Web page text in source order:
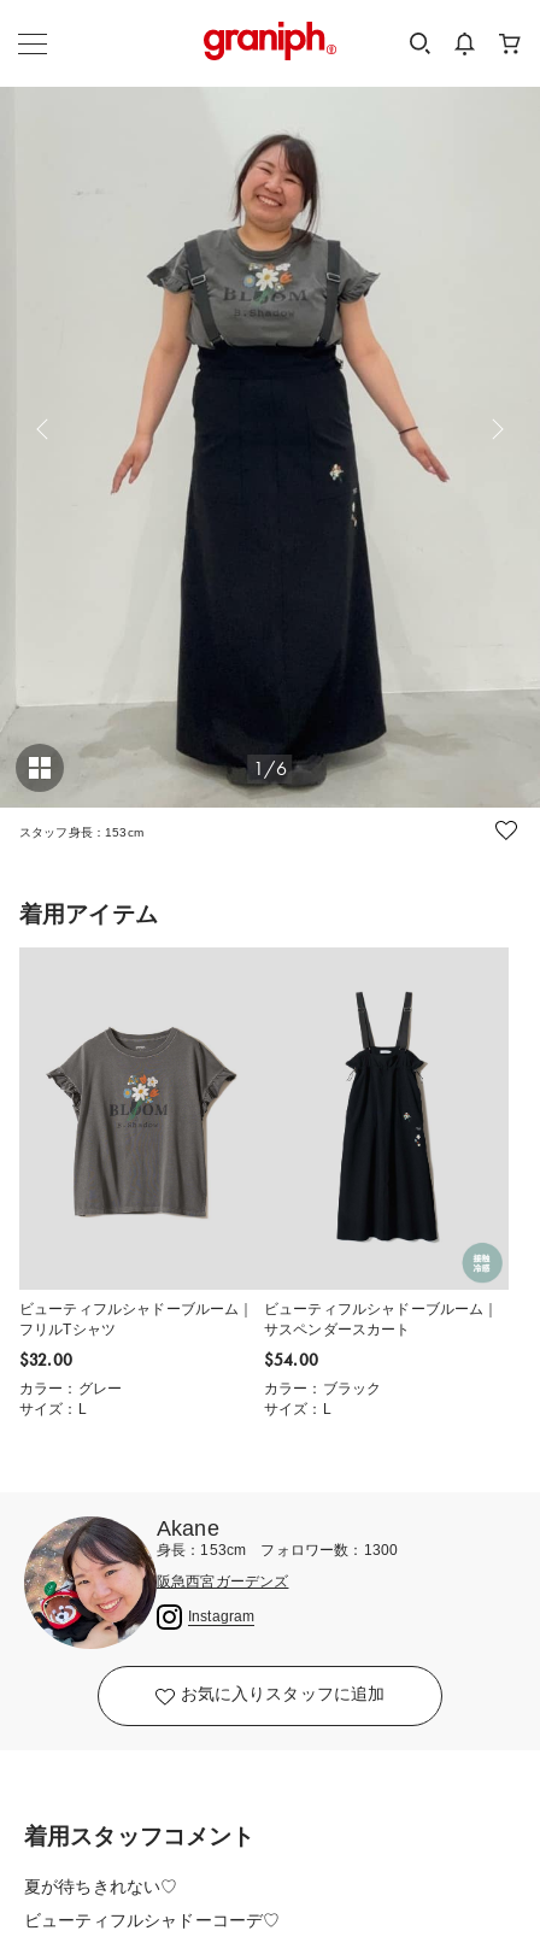
カテゴリーから探す
MEN KIDS
1/6
スタッフ身長：153cm
着用アイテム
ビューティフルシャドーブルーム｜
フリルTシャツ
$‌32.00
カラー：グレー
サイズ：L
ビューティフルシャドーブルーム｜
サスペンダースカート
$‌54.00
カラー：ブラック
サイズ：L
Akane
身長：153cm フォロワー数：1300
阪急西宮ガーデンズ
Instagram
お気に入りスタッフに追加
着用スタッフコメント
夏が待ちきれない♡
ビューティフルシャドーコーデ♡